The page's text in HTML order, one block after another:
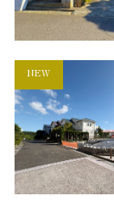
NEW